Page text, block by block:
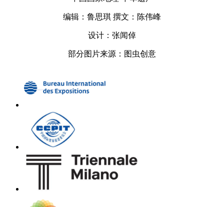
编辑：鲁思琪 撰文：陈伟峰
设计：张闻倬
部分图片来源：图虫创意